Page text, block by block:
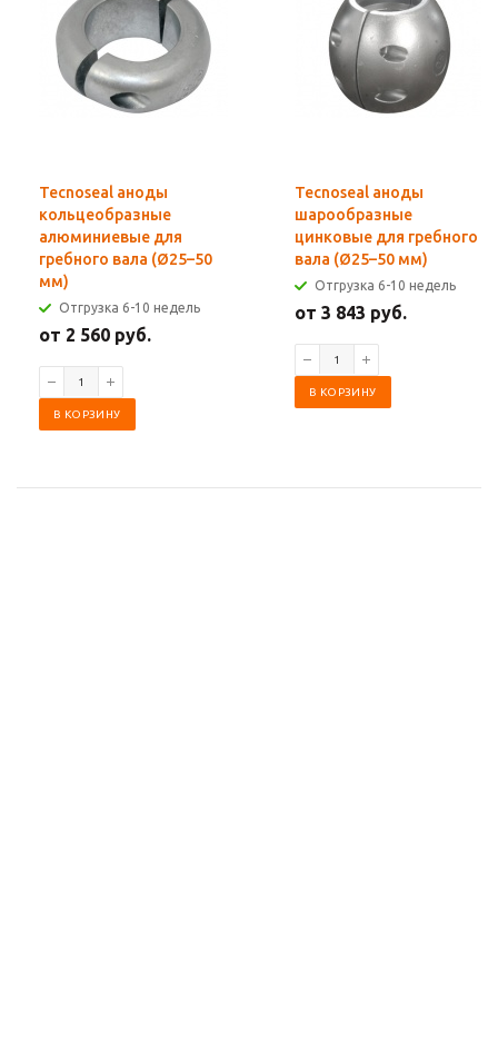
Tecnoseal аноды
кольцеобразные
алюминиевые для
гребного вала (Ø25–50
мм)
Отгрузка 6-10 недель
от 2 560 руб.
В КОРЗИНУ
Tecnoseal аноды
шарообразные
цинковые для гребного
вала (Ø25–50 мм)
Отгрузка 6-10 недель
от 3 843 руб.
В КОРЗИНУ